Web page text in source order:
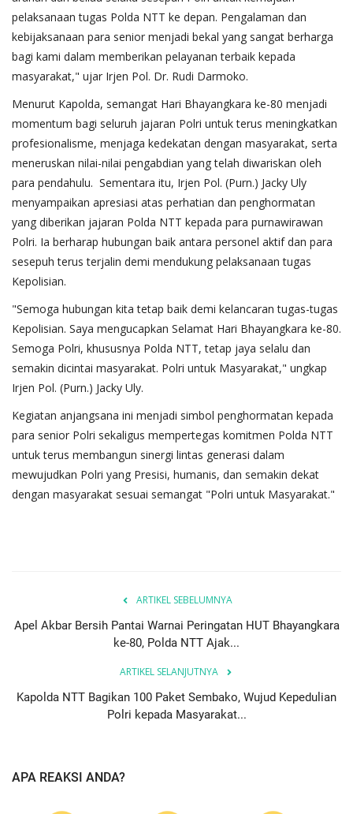
pelaksanaan tugas Polda NTT ke depan. Pengalaman dan
kebijaksanaan para senior menjadi bekal yang sangat berharga
bagi kami dalam memberikan pelayanan terbaik kepada
masyarakat," ujar Irjen Pol. Dr. Rudi Darmoko.
Menurut Kapolda, semangat Hari Bhayangkara ke-80 menjadi
momentum bagi seluruh jajaran Polri untuk terus meningkatkan
profesionalisme, menjaga kedekatan dengan masyarakat, serta
meneruskan nilai-nilai pengabdian yang telah diwariskan oleh
para pendahulu. Sementara itu, Irjen Pol. (Purn.) Jacky Uly
menyampaikan apresiasi atas perhatian dan penghormatan
yang diberikan jajaran Polda NTT kepada para purnawirawan
Polri. Ia berharap hubungan baik antara personel aktif dan para
sesepuh terus terjalin demi mendukung pelaksanaan tugas
Kepolisian.
"Semoga hubungan kita tetap baik demi kelancaran tugas-tugas
Kepolisian. Saya mengucapkan Selamat Hari Bhayangkara ke-80.
Semoga Polri, khususnya Polda NTT, tetap jaya selalu dan
semakin dicintai masyarakat. Polri untuk Masyarakat," ungkap
Irjen Pol. (Purn.) Jacky Uly.
Kegiatan anjangsana ini menjadi simbol penghormatan kepada
para senior Polri sekaligus mempertegas komitmen Polda NTT
untuk terus membangun sinergi lintas generasi dalam
mewujudkan Polri yang Presisi, humanis, dan semakin dekat
dengan masyarakat sesuai semangat "Polri untuk Masyarakat."
ARTIKEL SEBELUMNYA
Apel Akbar Bersih Pantai Warnai Peringatan HUT Bhayangkara
ke-80, Polda NTT Ajak...
ARTIKEL SELANJUTNYA
Kapolda NTT Bagikan 100 Paket Sembako, Wujud Kepedulian
Polri kepada Masyarakat...
APA REAKSI ANDA?